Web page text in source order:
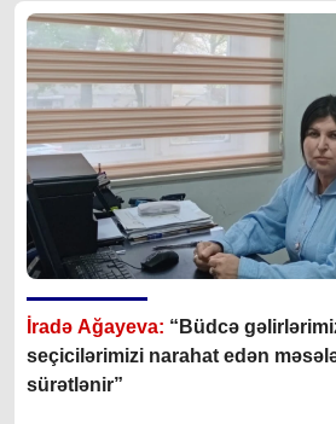
İradə Ağayeva: “Büdcə
seçicilərimizi narahat edən
sürətlənir”